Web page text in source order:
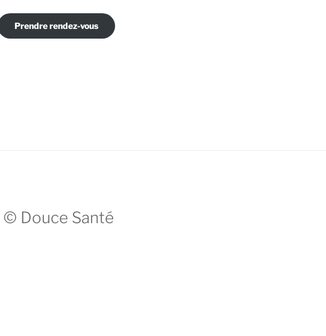
Prendre rendez-vous
© Douce Santé